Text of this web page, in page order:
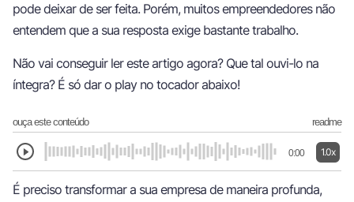
pode deixar de ser feita. Porém, muitos empreendedores não
entendem que a sua resposta exige bastante trabalho.
Não vai conseguir ler este artigo agora? Que tal ouvi-lo na
íntegra? É só dar o play no tocador abaixo!
ouça este conteúdo readme
0:00 1.0x
É preciso transformar a sua empresa de maneira profunda,